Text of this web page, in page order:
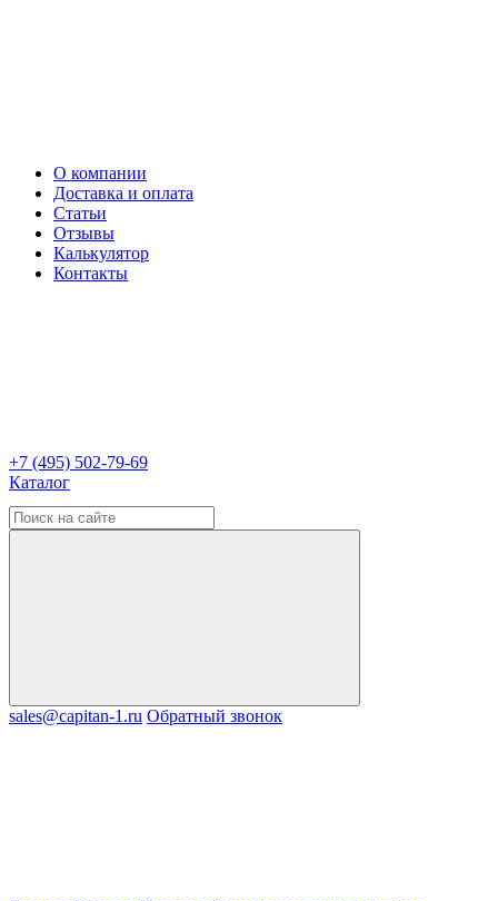
О компании
Доставка и оплата
Статьи
Отзывы
Калькулятор
Контакты
+7 (495) 502-79-69
Каталог
sales@capitan-1.ru Обратный звонок